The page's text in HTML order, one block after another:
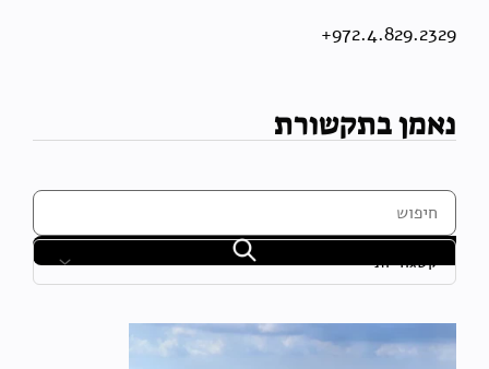
972.4.829.2329+
נאמן בתקשורת